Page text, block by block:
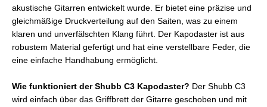
akustische Gitarren entwickelt wurde. Er bietet eine präzise und
gleichmäßige Druckverteilung auf den Saiten, was zu einem
klaren und unverfälschten Klang führt. Der Kapodaster ist aus
robustem Material gefertigt und hat eine verstellbare Feder, die
eine einfache Handhabung ermöglicht.
Wie funktioniert der Shubb C3 Kapodaster? Der Shubb C3
wird einfach über das Griffbrett der Gitarre geschoben und mit